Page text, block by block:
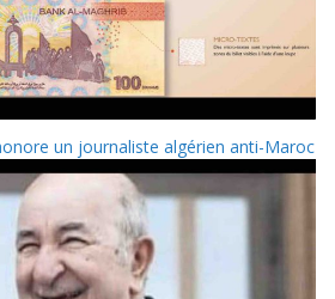
un journaliste algérien anti-Maroc